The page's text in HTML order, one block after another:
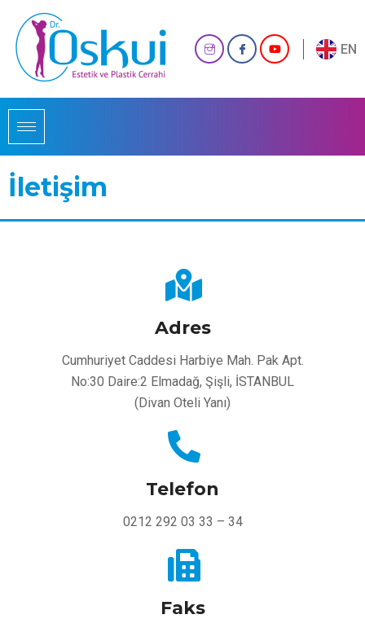
EN
İletişim
Adres
Cumhuriyet Caddesi Harbiye Mah. Pak Apt.
No:30 Daire:2 Elmadağ, Şişli, İSTANBUL
(Divan Oteli Yanı)
Telefon
0212 292 03 33 – 34
Faks